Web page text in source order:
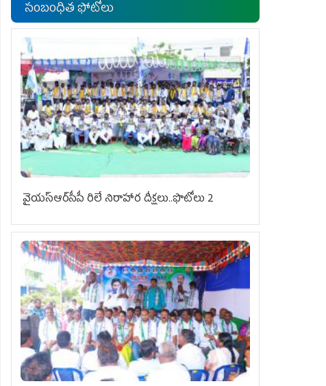
సంబంధిత ఫోటోలు
వైయ‌స్ఆర్‌సీపీ రిలే నిరాహార దీక్షలు..ఫొటోలు 2